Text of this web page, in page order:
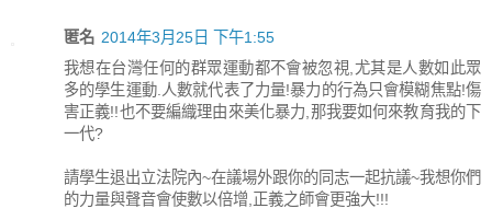
匿名 2014年3月25日 下午1:55
我想在台灣任何的群眾運動都不會被忽視,尤其是人數如此眾
多的學生運動.人數就代表了力量!暴力的行為只會模糊焦點!傷
害正義!!也不要編織理由來美化暴力,那我要如何來教育我的下
一代?
請學生退出立法院內~在議場外跟你的同志一起抗議~我想你們
的力量與聲音會使數以倍增,正義之師會更強大!!!